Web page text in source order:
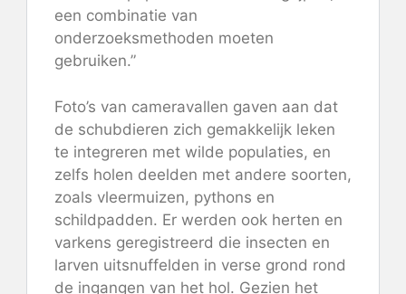
een combinatie van
onderzoeksmethoden moeten
gebruiken.”
Foto’s van cameravallen gaven aan dat
de schubdieren zich gemakkelijk leken
te integreren met wilde populaties, en
zelfs holen deelden met andere soorten,
zoals vleermuizen, pythons en
schildpadden. Er werden ook herten en
varkens geregistreerd die insecten en
larven uitsnuffelden in verse grond rond
de ingangen van het hol. Gezien het